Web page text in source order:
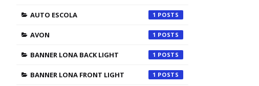
AUTO ESCOLA 1
AVON 1
BANNER LONA BACK LIGHT 1
BANNER LONA FRONT LIGHT 1